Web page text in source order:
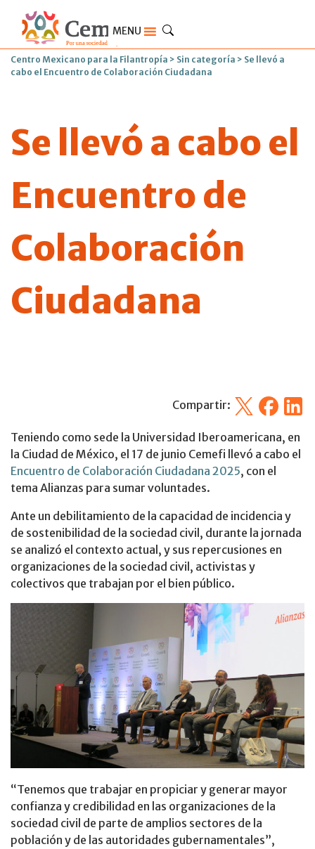
MENU
Centro Mexicano para la Filantropía > Sin categoría > Se llevó a
cabo el Encuentro de Colaboración Ciudadana
Se llevó a cabo el
Encuentro de
Colaboración
Ciudadana
Compartir: X Facebook
Teniendo como sede la Universidad Iberoamericana, en
la Ciudad de México, el 17 de junio Cemefi llevó a cabo el
Encuentro de Colaboración Ciudadana 2025, con el
tema Alianzas para sumar voluntades.
Ante un debilitamiento de la capacidad de incidencia y
de sostenibilidad de la sociedad civil, durante la jornada
se analizó el contexto actual, y sus repercusiones en
organizaciones de la sociedad civil, activistas y
colectivos que trabajan por el bien público.
“Tenemos que trabajar en propiciar y generar mayor
confianza y credibilidad en las organizaciones de la
sociedad civil de parte de amplios sectores de la
población y de las autoridades gubernamentales”,